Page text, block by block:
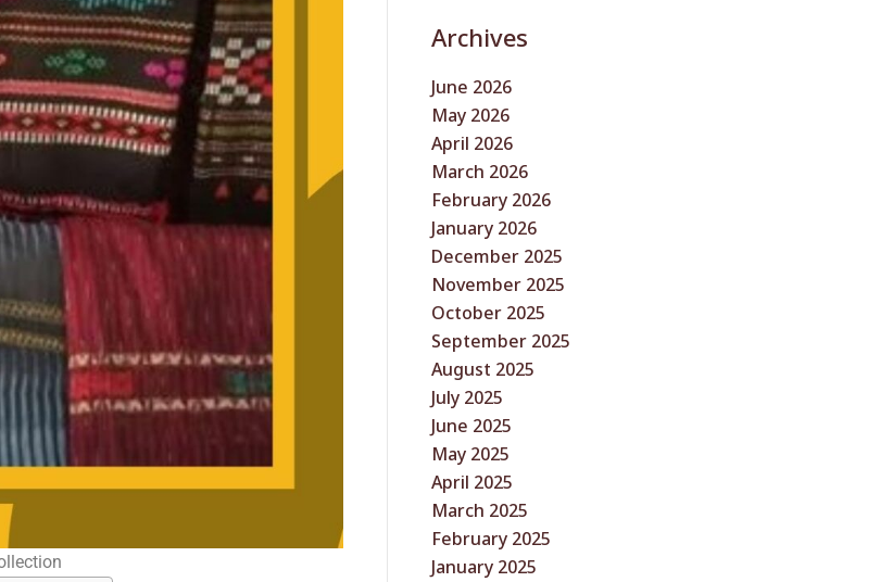
Archives
June 2026
May 2026
April 2026
March 2026
February 2026
January 2026
December 2025
November 2025
October 2025
September 2025
August 2025
July 2025
June 2025
May 2025
April 2025
March 2025
February 2025
January 2025